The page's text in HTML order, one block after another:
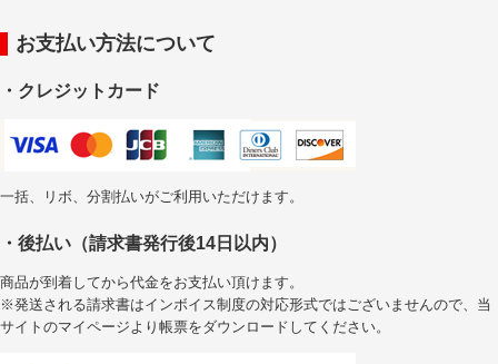
お支払い方法について
・クレジットカード
一括、リボ、分割払いがご利用いただけます。
・後払い（請求書発行後14日以内）
商品が到着してから代金をお支払い頂けます。
※発送される請求書はインボイス制度の対応形式ではございませんので、当
サイトのマイページより帳票をダウンロードしてください。